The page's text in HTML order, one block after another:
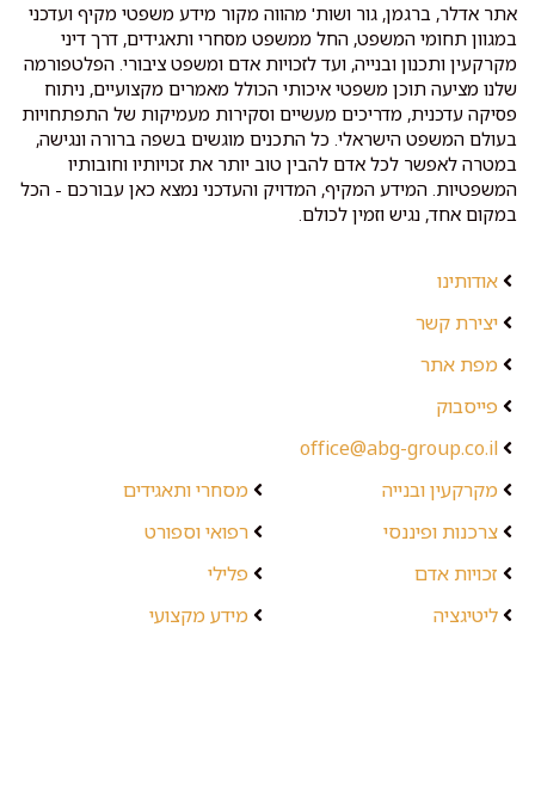
אתר אדלר, ברגמן, גור ושות' מהווה מקור מידע משפטי מקיף ועדכני
במגוון תחומי המשפט, החל ממשפט מסחרי ותאגידים, דרך דיני
מקרקעין ותכנון ובנייה, ועד לזכויות אדם ומשפט ציבורי. הפלטפורמה
שלנו מציעה תוכן משפטי איכותי הכולל מאמרים מקצועיים, ניתוח
פסיקה עדכנית, מדריכים מעשיים וסקירות מעמיקות של התפתחויות
בעולם המשפט הישראלי. כל התכנים מוגשים בשפה ברורה ונגישה,
במטרה לאפשר לכל אדם להבין טוב יותר את זכויותיו וחובותיו
המשפטיות. המידע המקיף, המדויק והעדכני נמצא כאן עבורכם - הכל
במקום אחד, נגיש וזמין לכולם.
אודותינו
יצירת קשר
מפת אתר
פייסבוק
office@abg-group.co.il
מקרקעין ובנייה
צרכנות ופיננסי
זכויות אדם
ליטיגציה
מסחרי ותאגידים
רפואי וספורט
פלילי
מידע מקצועי